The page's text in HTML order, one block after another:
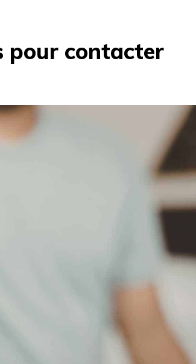
pour contacter